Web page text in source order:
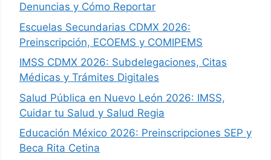
Denuncias y Cómo Reportar
Escuelas Secundarias CDMX 2026:
Preinscripción, ECOEMS y COMIPEMS
IMSS CDMX 2026: Subdelegaciones, Citas
Médicas y Trámites Digitales
Salud Pública en Nuevo León 2026: IMSS,
Cuidar tu Salud y Salud Regia
Educación México 2026: Preinscripciones SEP y
Beca Rita Cetina